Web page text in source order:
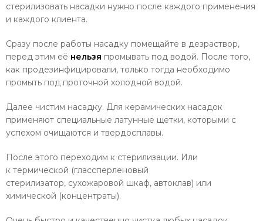
стерилизовать насадки нужно после каждого применения
и каждого клиента.
Сразу после работы насадку помещайте в дезраствор,
перед этим её нельзя промывать под водой. После того,
как продезинфицировали, только тогда необходимо
промыть под проточной холодной водой.
Далее чистим насадку. Для керамических насадок
применяют специальные латунные щетки, которыми с
успехом очищаются и твердосплавы.
После этого переходим к стерилизации. Или
к термической (глассперленовый
стерилизатор, сухожаровой шкаф, автоклав) или
химической (концентраты).